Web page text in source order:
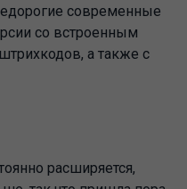
современные
со встроенным
а также с
расширяется,